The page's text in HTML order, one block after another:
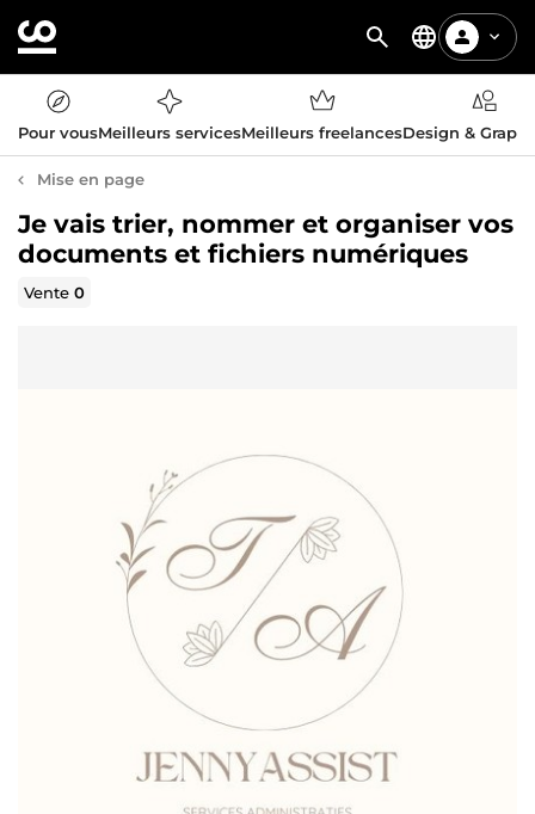
Pour vousMeilleurs servicesMeilleurs freelancesDesign &
Mise en page
Je vais trier, nommer et organiser vos
documents et fichiers numériques
Vente0